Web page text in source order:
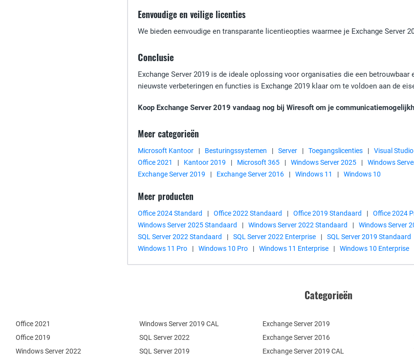
Eenvoudige en veilige licenties
We bieden eenvoudige en transparante licentieopties waarmee je Exchange Server
Conclusie
Exchange Server 2019 is de ideale oplossing voor organisaties die een
nieuwste verbeteringen en functies is Exchange 2019 klaar om te voldoen aan de
Koop Exchange Server 2019 vandaag nog bij Wiresoft om je
Meer categorieën
Microsoft Kantoor | Besturingssystemen | Server | Toegangslicenties | Visual Studio
Office 2021
| Kantoor 2019 | Microsoft 365 | Windows Server 2025 | Windows
Exchange Server 2019
| Exchange Server 2016 | Windows 11 | Windows 10
Meer producten
Office 2024 Standard | Office 2022 Standaard | Office 2019 Standaard | Office 2024
Windows Server 2025 Standaard
| Windows Server 2022 Standaard | Windows Server
SQL Server 2022 Standaard
| SQL Server 2022 Enterprise | SQL Server 2019 Standaard
Windows 11 Pro
| Windows 10 Pro | Windows 11 Enterprise | Windows 10 Enterprise
Categorieën
Office 2021
Office 2019
Windows Server 2022
Exchange Server 2019
Exchange Server 2016
SQL Server 2022
SQL Server 2019
Windows Server 2019 CAL
Exchange Server 2019 CAL